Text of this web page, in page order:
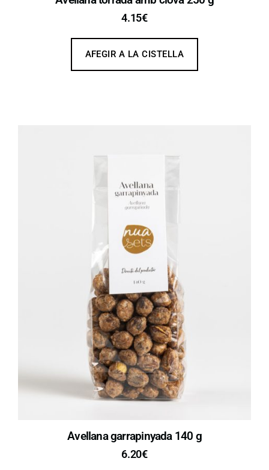
4.15€
AFEGIR A LA CISTELLA
Avellana garrapinyada 140 g
6.20€